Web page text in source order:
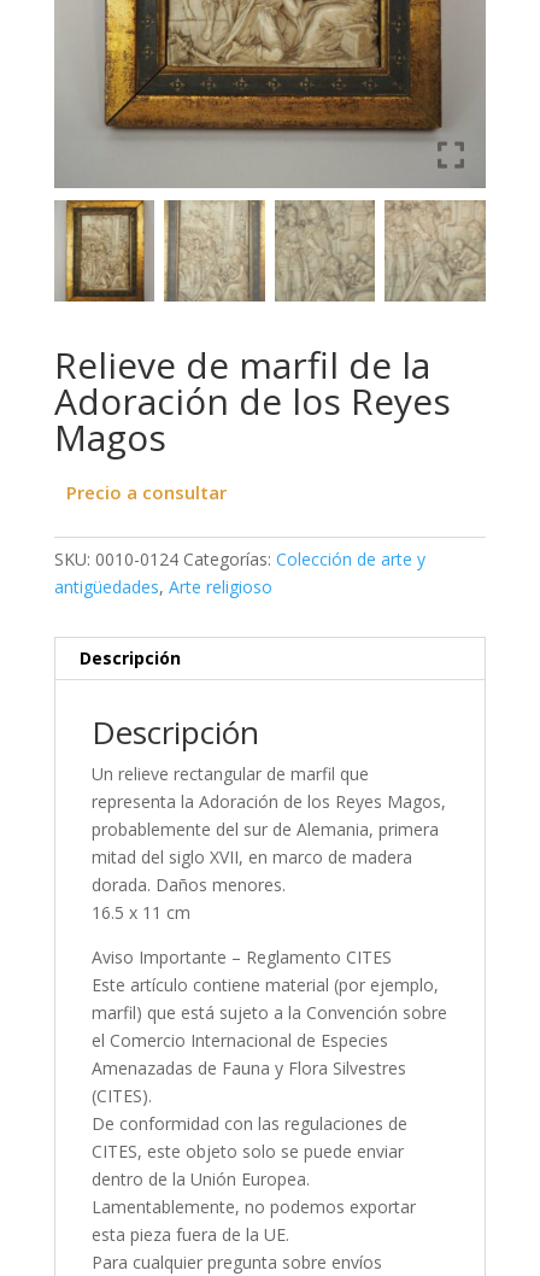
Relieve de marfil de la
Adoración de los Reyes
Magos
Precio a consultar
SKU: 0010-0124 Categorías: Colección de arte y
antigüedades, Arte religioso
Descripción
Descripción
Un relieve rectangular de marfil que
representa la Adoración de los Reyes Magos,
probablemente del sur de Alemania, primera
mitad del siglo XVII, en marco de madera
dorada. Daños menores.
16.5 x 11 cm
Aviso Importante – Reglamento CITES
Este artículo contiene material (por ejemplo,
marfil) que está sujeto a la Convención sobre
el Comercio Internacional de Especies
Amenazadas de Fauna y Flora Silvestres
(CITES).
De conformidad con las regulaciones de
CITES, este objeto solo se puede enviar
dentro de la Unión Europea.
Lamentablemente, no podemos exportar
esta pieza fuera de la UE.
Para cualquier pregunta sobre envíos